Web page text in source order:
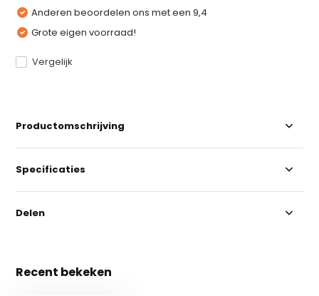
Anderen beoordelen ons met een 9,4
Grote eigen voorraad!
Vergelijk
Productomschrijving
Specificaties
Delen
Recent bekeken